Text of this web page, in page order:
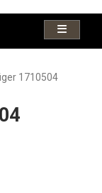
1710504